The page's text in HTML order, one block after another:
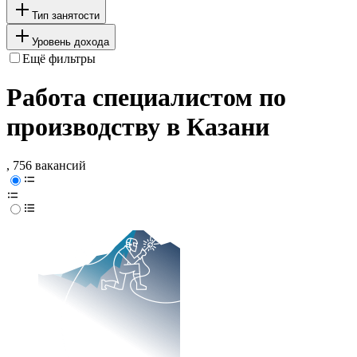
Тип занятости
Уровень дохода
Ещё фильтры
Работа специалистом по
производству в Казани
, 756 вакансий